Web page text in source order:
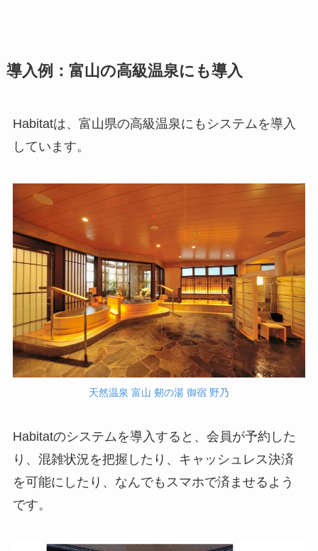
導入例：富山の高級温泉にも導入
Habitatは、富山県の高級温泉にもシステムを導入
しています。
天然温泉 富山 剱の湯 御宿 野乃
Habitatのシステムを導入すると、会員が予約した
り、混雑状況を把握したり、キャッシュレス決済
を可能にしたり、なんでもスマホで済ませるよう
です。